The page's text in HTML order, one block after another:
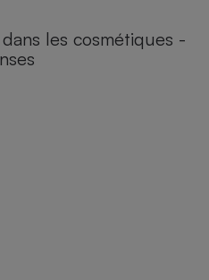
les cosmétiques -